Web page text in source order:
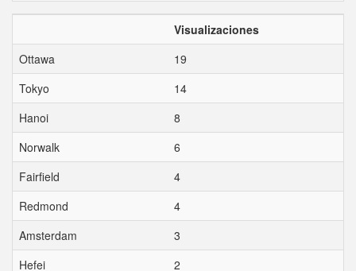
Visualizaciones
Ottawa
19
Tokyo
14
Hanoi
8
Norwalk
6
Fairfield
4
Redmond
4
Amsterdam
3
Hefei
2